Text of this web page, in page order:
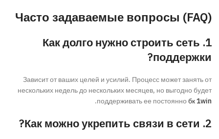
Часто задаваемые вопросы (FAQ)
1. Как долго нужно строить сеть
поддержки?
Зависит от ваших целей и усилий. Процесс может занять от
нескольких недель до нескольких месяцев, но выгодно будет
поддерживать ее постояннобк 1win
.
2. Как можно укрепить связи в сети?